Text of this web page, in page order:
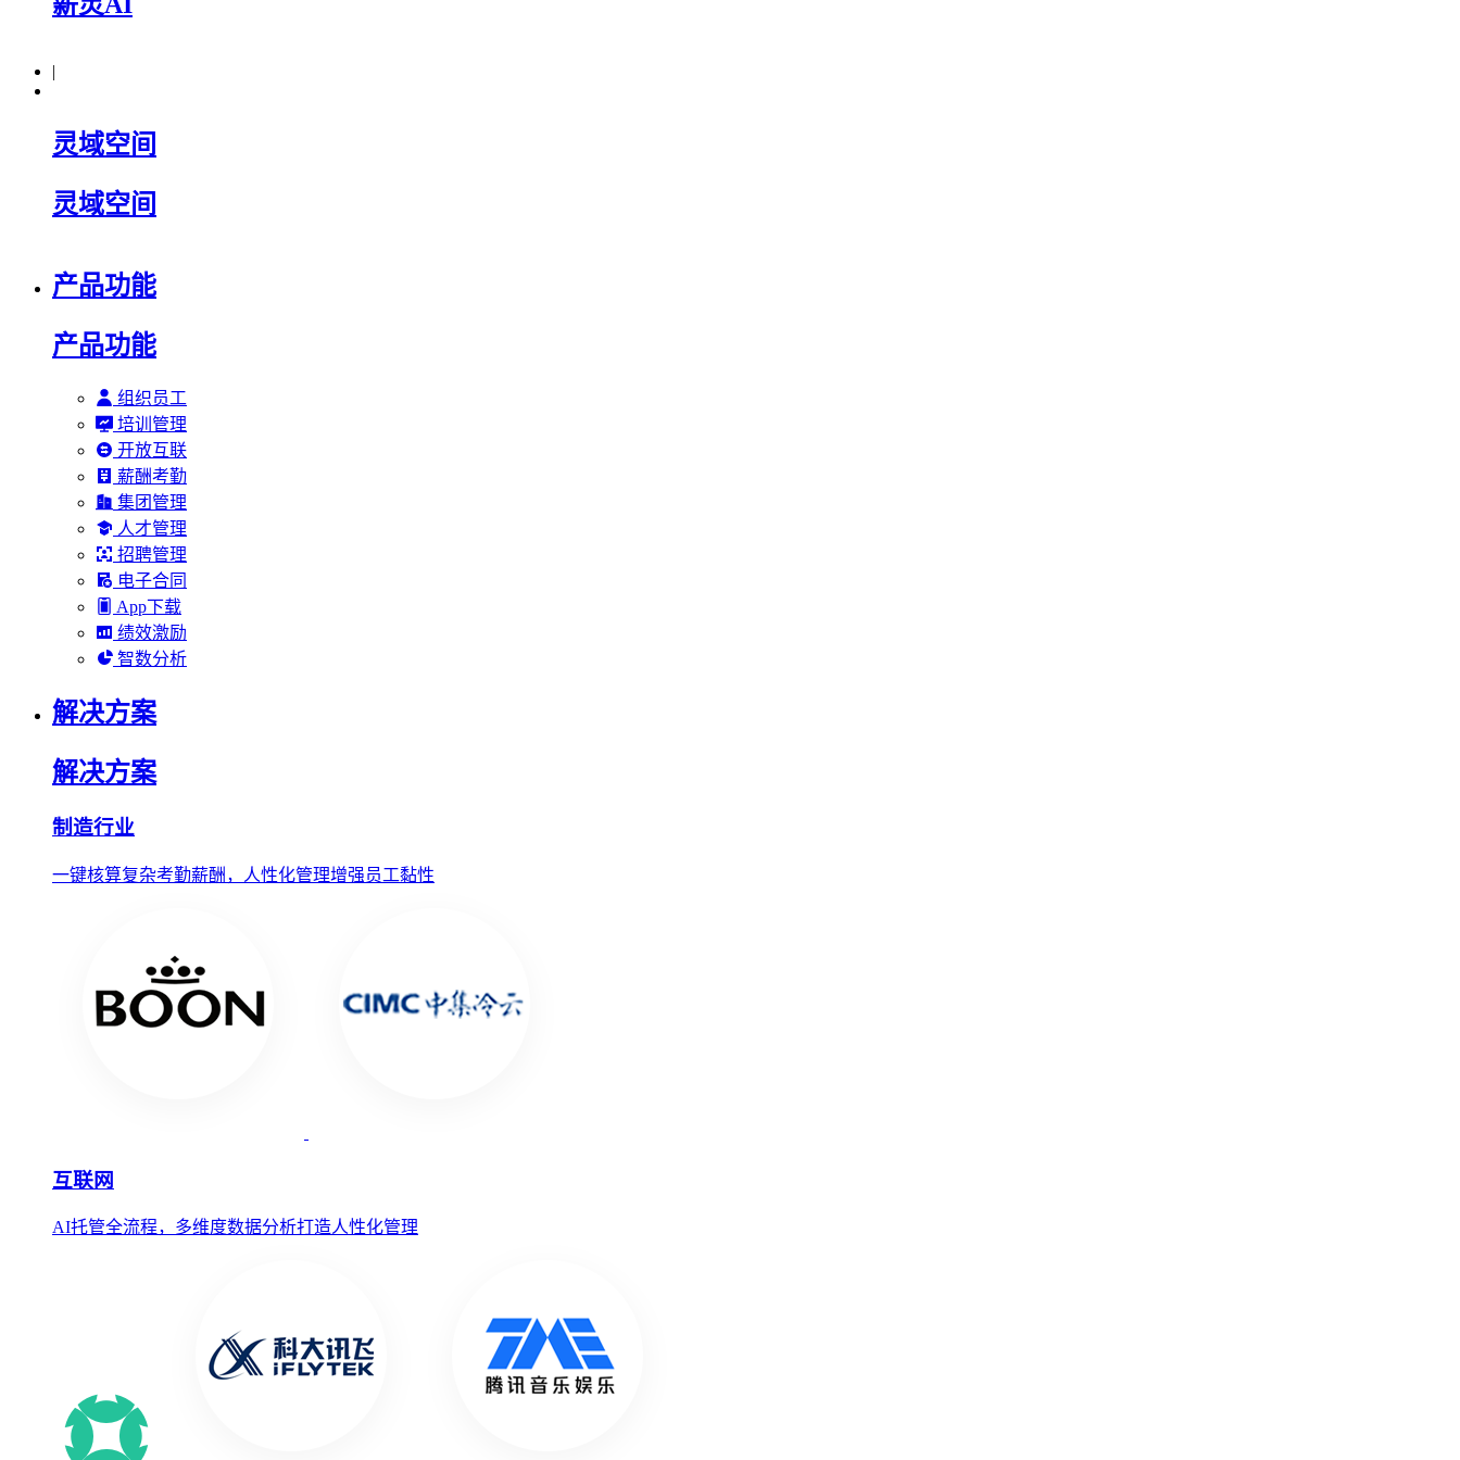
|
灵域空间
灵域空间
产品功能
产品功能
组织员工
培训管理
开放互联
薪酬考勤
集团管理
人才管理
招聘管理
电子合同
App下载
绩效激励
智数分析
解决方案
解决方案
制造行业
一键核算复杂考勤薪酬，人性化管理增强员工黏性
互联网
AI托管全流程，多维度数据分析打造人性化管理